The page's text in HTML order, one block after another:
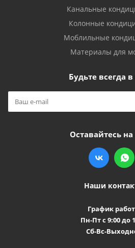
Канальные
Колонные
Моблильные
Материалы для
Будьте всегда в
Оставайтесь на
Наши
График
Пн-Пт с 9:00 до
Сб-Вс-